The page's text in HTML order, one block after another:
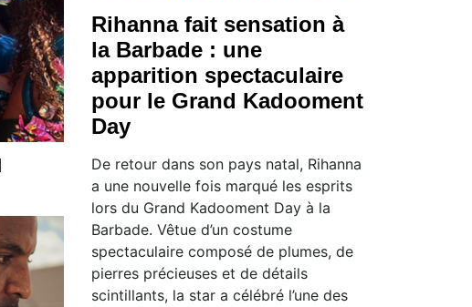
Rihanna fait sensation à
la Barbade : une
apparition spectaculaire
pour le Grand Kadooment
Day
De retour dans son pays natal, Rihanna
a une nouvelle fois marqué les esprits
lors du Grand Kadooment Day à la
Barbade. Vêtue d’un costume
spectaculaire composé de plumes, de
pierres précieuses et de détails
scintillants, la star a célébré l’une des